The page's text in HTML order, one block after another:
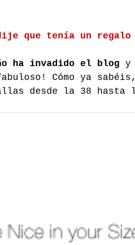
que tenía un
ha invadido el blog y
Cómo ya
desde la 38 hasta